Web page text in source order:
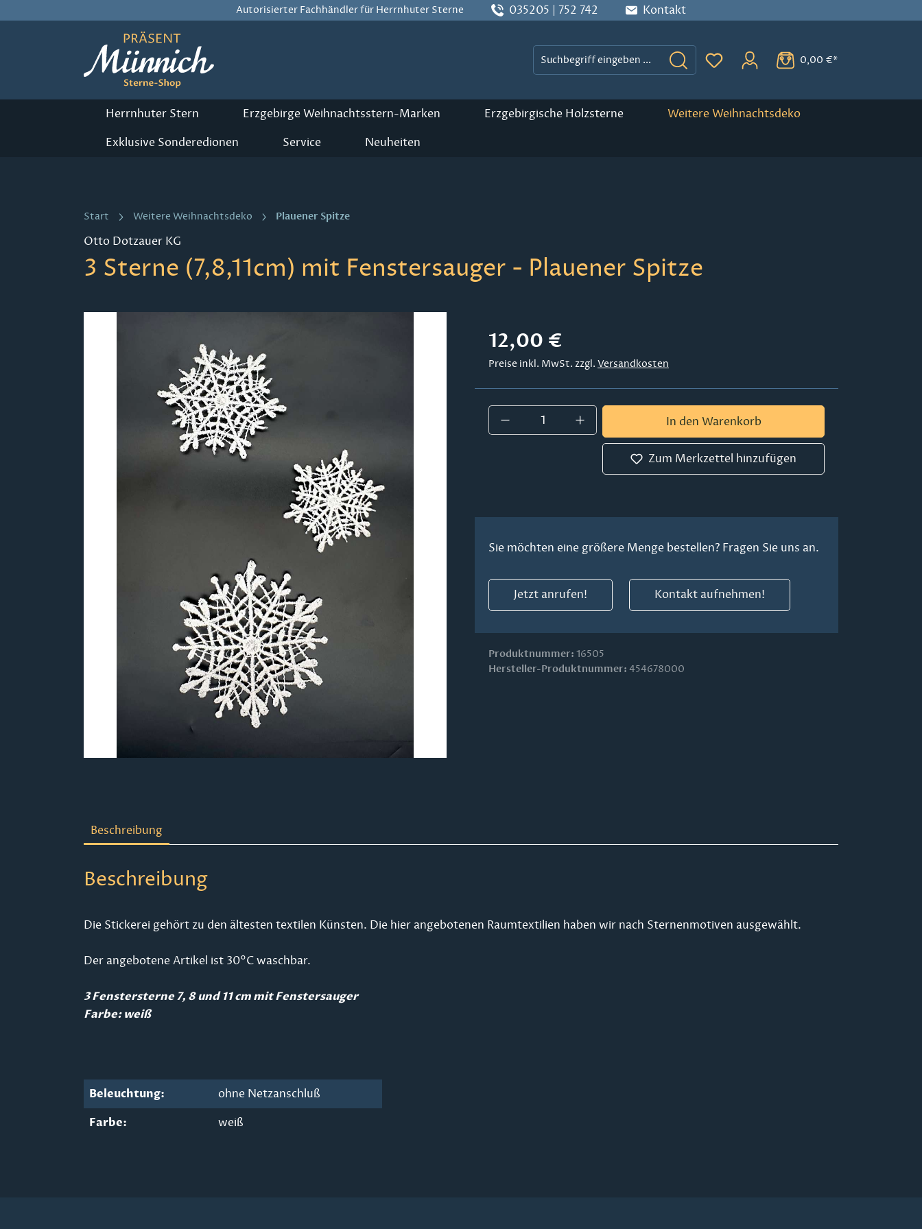
Autorisierter Fachhändler für Herrnhuter Sterne 035205 | 752 742 Kontakt
Du hast 0 Produkte auf dem
0,00 €*
Herrnhuter Stern Erzgebirge Weihnachtsstern-Marken Erzgebirgische Holzsterne Weitere Weihnachtsdeko
Exklusive Sonderedionen Service Neuheiten
Start Weitere Weihnachtsdeko Plauener Spitze
Otto Dotzauer KG
3 Sterne (7,8,11cm) mit Fenstersauger - Plauener Spitze
Regulärer Preis:
12,00 €
Preise inkl. MwSt. zzgl. Versandkosten
Produkt Anzahl: Gib den gewünschten Wert ein oder
In den Warenkorb
Zum Merkzettel hinzufügen
Sie möchten eine größere Menge bestellen? Fragen Sie uns an.
Jetzt anrufen! Kontakt aufnehmen!
Produktnummer: 16505
Hersteller-Produktnummer: 454678000
Beschreibung
Beschreibung
Die Stickerei gehört zu den ältesten textilen Künsten. Die hier angebotenen Raumtextilien haben wir nach Sternenmotiven ausgewählt.
Der angebotene Artikel ist 30°C waschbar.
3 Fenstersterne 7, 8 und 11 cm mit Fenstersauger
Farbe: weiß
Beleuchtung: ohne Netzanschluß
Farbe: weiß